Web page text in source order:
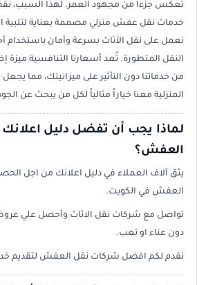
تعكس جزءاً من مجهود العمر. لهذا السبب،
خدمات نقل عفش منزلي مصممة بعناية لتلبية
نعمل على نقل الأثاث بسرعة وأمان باستخدام
النقل المتطورة. تُعد أسعارنا التنافسية ميزة
من خدماتنا دون التأثير على ميزانيتك، مما
المنزلية معنا خياراً مثالياً لكل من يبحث عن
لماذا يجب أن تفضل دليل اعلانك
العفش؟
يثق آلاف العملاء في دليل اعلانك من اجل
العفش في الكويت.
تواصل مع شركات نقل الاثاث وأحصل علي
دون عناء او تعب.
نقدم لكم افضل شركات نقل العفش لتقديم